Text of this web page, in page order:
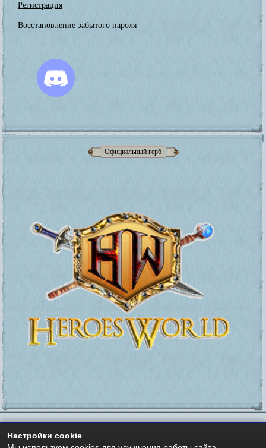
Регистрация
Восстановление забытого пароля
Официальный герб
Мир Героев -https://heroesworld.ru- Heroes World
Настройки cookie